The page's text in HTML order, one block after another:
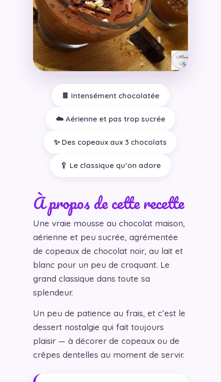
🍫 Intensément chocolatée
☁️ Aérienne et pas trop sucrée
✨ Des copeaux aux 3 chocolats
🥄 Le classique qu’on adore
À propos de cette recette
Une vraie mousse au chocolat maison,
aérienne et peu sucrée, agrémentée
de copeaux de chocolat noir, au lait et
blanc pour un peu de croquant. Le
grand classique dans toute sa
splendeur.
Un peu de patience au frais, et c’est le
dessert nostalgie qui fait toujours
plaisir — à décorer de copeaux ou de
crêpes dentelles au moment de servir.